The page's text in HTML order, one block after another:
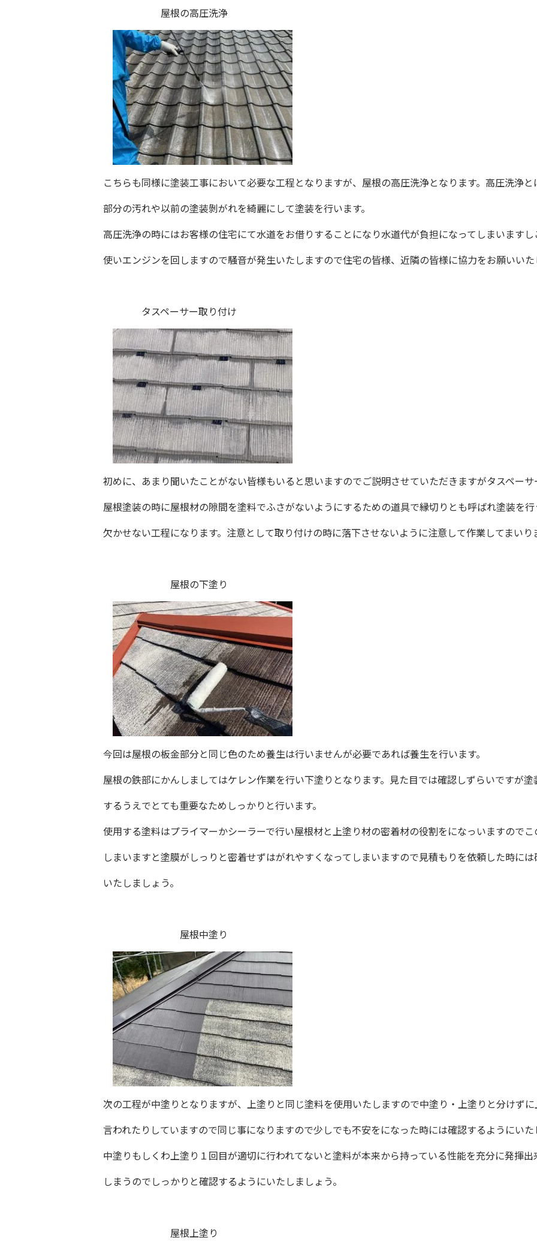
屋根の高圧洗浄
こちらも同様に塗装工事において必要な工程となりますが、屋根の高圧洗浄となります。高圧洗浄と
部分の汚れや以前の塗装剝がれを綺麗にして塗装を行います。
高圧洗浄の時にはお客様の住宅にて水道をお借りすることになり水道代が負担になってしまいますし
使いエンジンを回しますので騒音が発生いたしますので住宅の皆様、近隣の皆様に協力をお願いいた
タスペーサー取り付け
初めに、あまり聞いたことがない皆様もいると思いますのでご説明させていただきますがタスペーサ
屋根塗装の時に屋根材の隙間を塗料でふさがないようにするための道具で縁切りとも呼ばれ塗装を
欠かせない工程になります。注意として取り付けの時に落下させないように注意して作業し
屋根の下塗り
今回は屋根の板金部分と同じ色のため養生は行いませんが必要であれば養生を行います。
屋根の鉄部にかんしましてはケレン作業を行い下塗りとなります。見た目では確認しずらいですが塗
するうえでとても重要なためしっかりと行います。
使用する塗料はプライマーかシーラーで行い屋根材と上塗り材の密着材の役割をになっいますので
しまいますと塗膜がしっりと密着せずはがれやすくなってしまいますので見積もりを依頼した時に
いたしましょう。
屋根中塗り
次の工程が中塗りとなりますが、上塗りと同じ塗料を使用いたしますので中塗り・上塗りと分けず
言われたりしていますので同じ事になりますので少しでも不安をになった時には確認するようにいた
中塗りもしくわ上塗り１回目が適切に行われてないと塗料が本来から持っている性能を充分に発揮出
しまうのでしっかりと確認するようにいたしましょう。
屋根上塗り